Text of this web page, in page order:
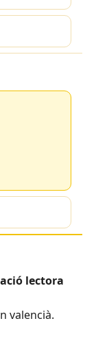
lectora
valencià.